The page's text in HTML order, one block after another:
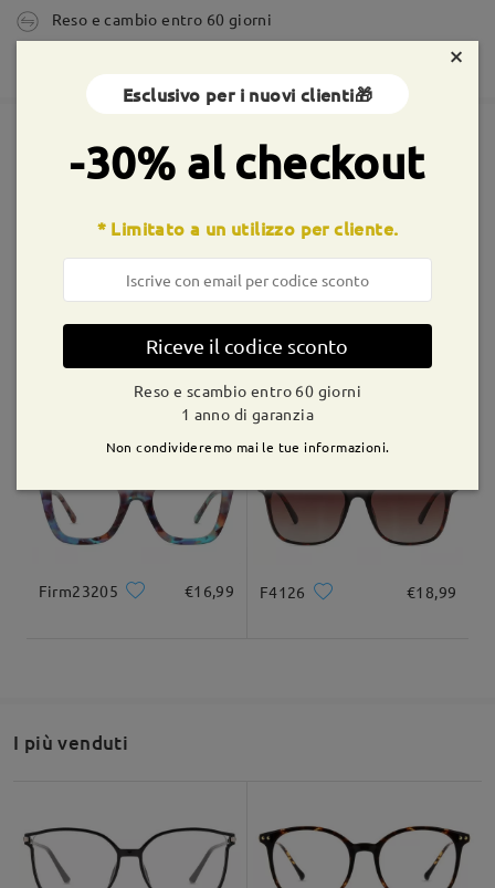
tempi di spedizione
5-7 giorni lavorativi dettagli
Spedito
9-21 giorni lavorativi dettagli
Consegnato
Reso e cambio entro 60 giorni
Montature simili
Firm23205 €16,99 F4126 €18,99
I più venduti
×
Esclusivo per i nuovi clienti🎁
-30% al checkout
* Limitato a un utilizzo per cliente.
Riceve il codice sconto
Reso e scambio entro 60 giorni
1 anno di garanzia
Non condivideremo mai le tue informazioni.